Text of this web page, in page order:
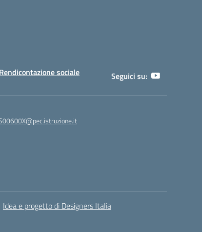
Rendicontazione sociale Seguici su:
Idea e progetto di Designers Italia